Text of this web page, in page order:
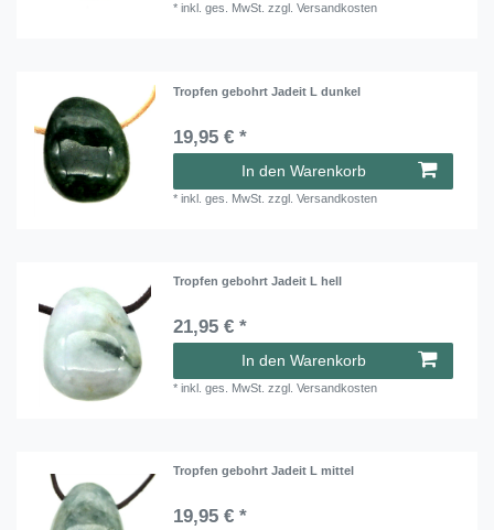
*inkl. ges. MwSt. zzgl.Versandkosten
Tropfen gebohrt Jadeit L dunkel
19,95 € *
In den Warenkorb
*inkl. ges. MwSt. zzgl.Versandkosten
Tropfen gebohrt Jadeit L hell
21,95 € *
In den Warenkorb
*inkl. ges. MwSt. zzgl.Versandkosten
Tropfen gebohrt Jadeit L mittel
19,95 € *